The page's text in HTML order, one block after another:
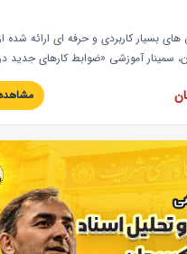
بسیار کاربردی و حرفه‏ ای ارائه شده
سمینار آموزشی «ضوابط کارهای جدید
چالش ها، تخلفات و راه حل ها با نگرش
سندیکای شرکت های ساختمانی کشور
همراه تجربیات عملی ارائه شده است.